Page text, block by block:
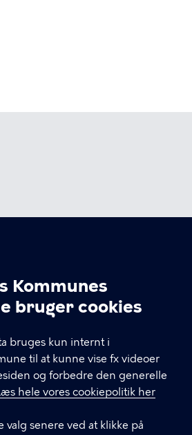
Kommunes
bruger cookies
bruges kun internt i
til at kunne vise fx videoer
og forbedre den generelle
hele vores cookiepolitik her
senere ved at klikke på
Nyropsgade 3, 1602